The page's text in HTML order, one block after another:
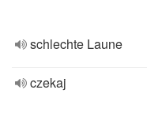
schlechte Laune
czekaj